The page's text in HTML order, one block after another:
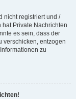
nicht registriert und /
Private Nachrichten
es sein, dass der
verschicken, entzogen
zu